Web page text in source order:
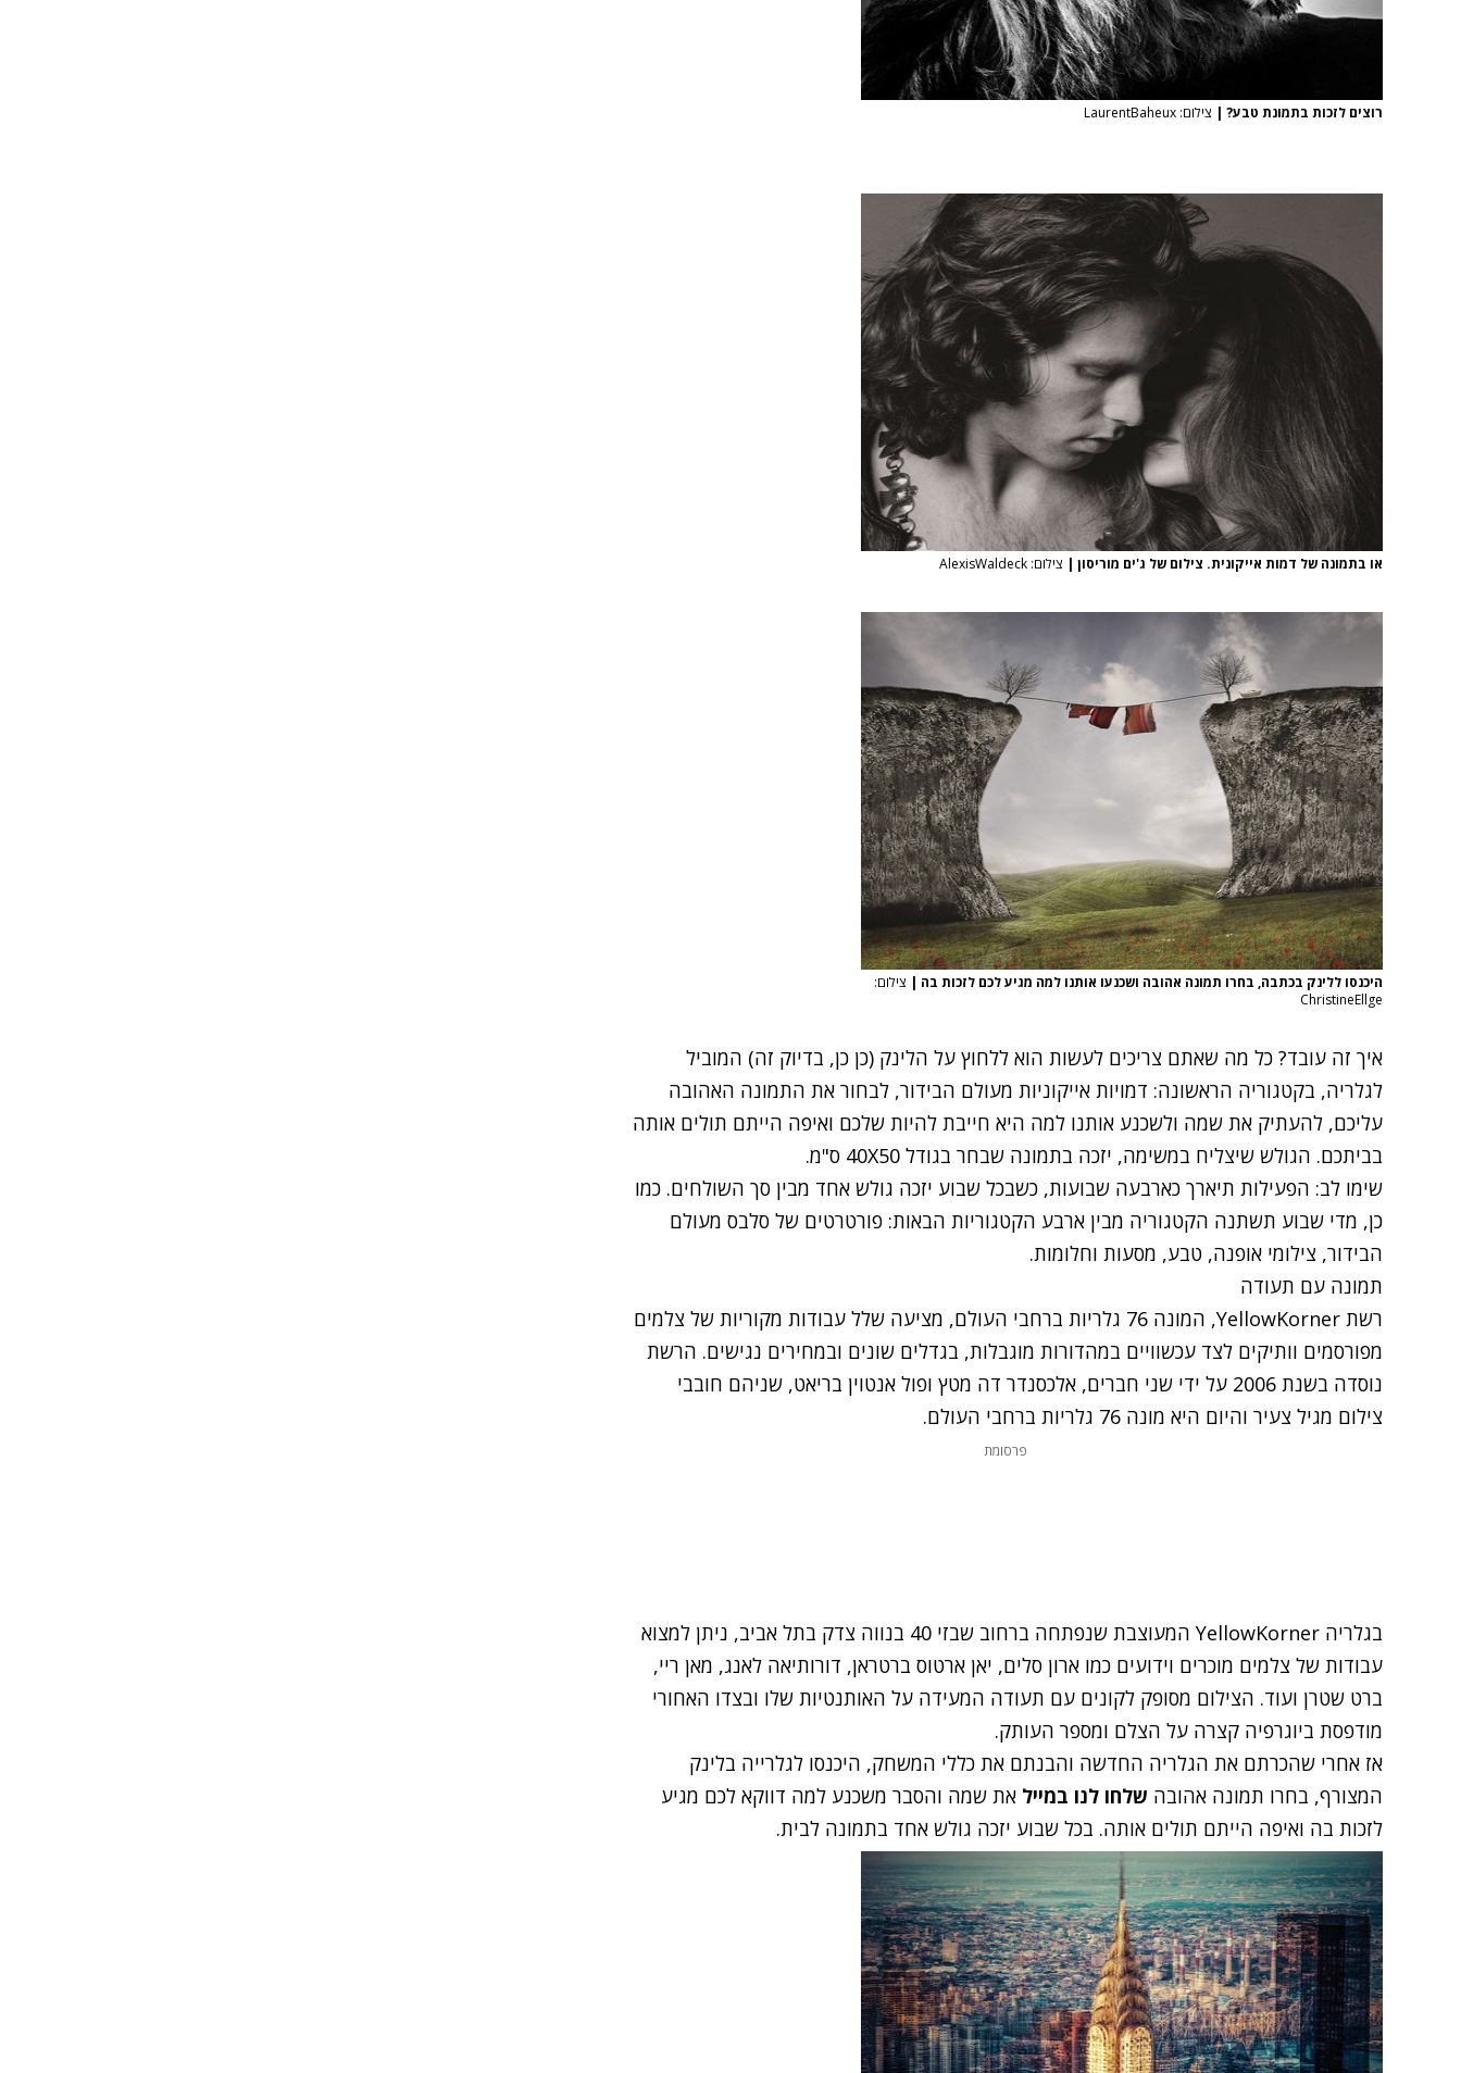
רוצים לזכות בתמונת טבע? | צילום: LaurentBaheux
או בתמונה של דמות אייקונית. צילום של ג'ים מוריסון | צילום: AlexisWaldeck
היכנסו ללינק בכתבה, בחרו תמונה אהובה ושכנעו אותנו למה מגיע לכם לזכות בה | צילום:
ChristineEllge
איך זה עובד? כל מה שאתם צריכים לעשות הוא ללחוץ על הלינק (כן כן, בדיוק זה) המוביל
לגלריה, בקטגוריה הראשונה: דמויות אייקוניות מעולם הבידור, לבחור את התמונה האהובה
עליכם, להעתיק את שמה ולשכנע אותנו למה היא חייבת להיות שלכם ואיפה הייתם תולים אותה
בביתכם. הגולש שיצליח במשימה, יזכה בתמונה שבחר בגודל 40X50 ס"מ.
שימו לב: הפעילות תיארך כארבעה שבועות, כשבכל שבוע יזכה גולש אחד מבין סך השולחים. כמו
כן, מדי שבוע תשתנה הקטגוריה מבין ארבע הקטגוריות הבאות: פורטרטים של סלבס מעולם
הבידור, צילומי אופנה, טבע, מסעות וחלומות.
תמונה עם תעודה
רשת YellowKorner, המונה 76 גלריות ברחבי העולם, מציעה שלל עבודות מקוריות של צלמים
מפורסמים וותיקים לצד עכשוויים במהדורות מוגבלות, בגדלים שונים ובמחירים נגישים. הרשת
נוסדה בשנת 2006 על ידי שני חברים, אלכסנדר דה מטץ ופול אנטוין בריאט, שניהם חובבי
צילום מגיל צעיר והיום היא מונה 76 גלריות ברחבי העולם.
פרסומת
בגלריה YellowKorner המעוצבת שנפתחה ברחוב שבזי 40 בנווה צדק בתל אביב, ניתן למצוא
עבודות של צלמים מוכרים וידועים כמו ארון סלים, יאן ארטוס ברטראן, דורותיאה לאנג, מאן ריי,
ברט שטרן ועוד. הצילום מסופק לקונים עם תעודה המעידה על האותנטיות שלו ובצדו האחורי
מודפסת ביוגרפיה קצרה על הצלם ומספר העותק.
אז אחרי שהכרתם את הגלריה החדשה והבנתם את כללי המשחק, היכנסו לגלרייה בלינק
המצורף, בחרו תמונה אהובה שלחו לנו במייל את שמה והסבר משכנע למה דווקא לכם מגיע
לזכות בה ואיפה הייתם תולים אותה. בכל שבוע יזכה גולש אחד בתמונה לבית.